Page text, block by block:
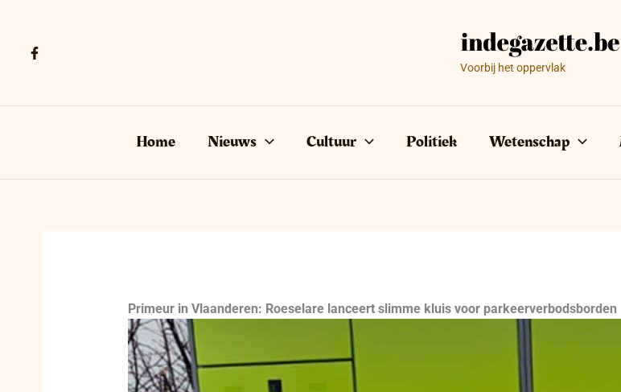
Voorbij het oppervlak
Home Nieuws Cultuur Politiek Wetenschap
Primeur in Vlaanderen: Roeselare lanceert slimme kluis voor parkeerverbodsborden